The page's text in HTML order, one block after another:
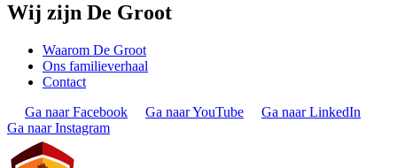
Wij zijn De Groot
Waarom De Groot
Ons familieverhaal
Contact
Ga naar Facebook
Ga naar YouTube
Ga naar LinkedIn
Ga naar Instagram